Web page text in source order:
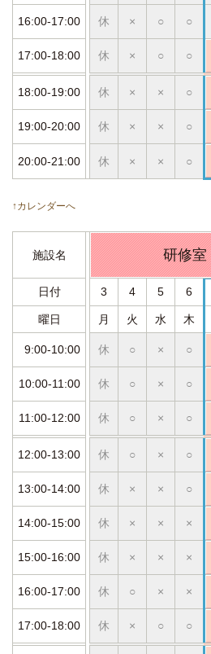
16:00-17:00 休 × ○ ○
17:00-18:00 休 × ○ ○
18:00-19:00 休 × × ○
19:00-20:00 休 × × ○
20:00-21:00 休 × × ○
↑カレンダーへ
施設名 研修室
日付 3 4 5 6
曜日 月 火 水 木
9:00-10:00 休 ○ × ○
10:00-11:00 休 ○ × ○
11:00-12:00 休 ○ × ○
12:00-13:00 休 ○ × ○
13:00-14:00 休 × × ○
14:00-15:00 休 × × ×
15:00-16:00 休 × × ×
16:00-17:00 休 ○ × ×
17:00-18:00 休 × ○ ○